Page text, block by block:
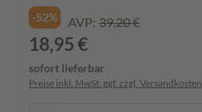
-52% AVP: 39,20 €
18,95 €
sofort lieferbar
Preise inkl. MwSt. ggf. zzgl. Versandkosten